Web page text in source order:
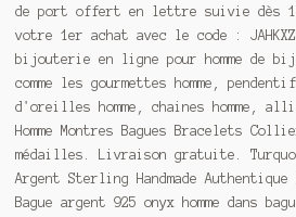
de port offert en lettre suivie dès
votre 1er achat avec le code :
bijouterie en ligne pour homme de
comme les gourmettes homme,
d'oreilles homme, chaines homme,
Homme Montres Bagues Bracelets
médailles. Livraison gratuite.
Argent Sterling Handmade
Bague argent 925 onyx homme dans